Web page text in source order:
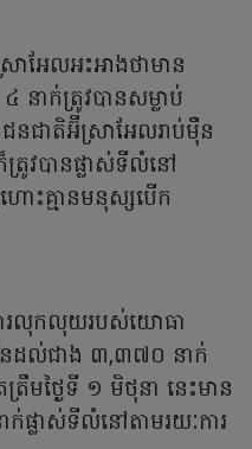
ាអែលអះអាងថាមាន
ាក់ត្រូវបានសម្លាប់
ជនជាតិអ៊ីស្រាអែលរាប់ម៉ឺន
រូវបានផ្លាស់ទីលំនៅ
ោះគ្មានមនុស្សបើក
ារលុកលុយរបស់យោធា
នដល់ជាង ៣,៣៧០ នាក់
មថ្ងៃទី ១ មិថុនា នេះមាន
ផ្លាស់ទីលំនៅតាមរយៈការ